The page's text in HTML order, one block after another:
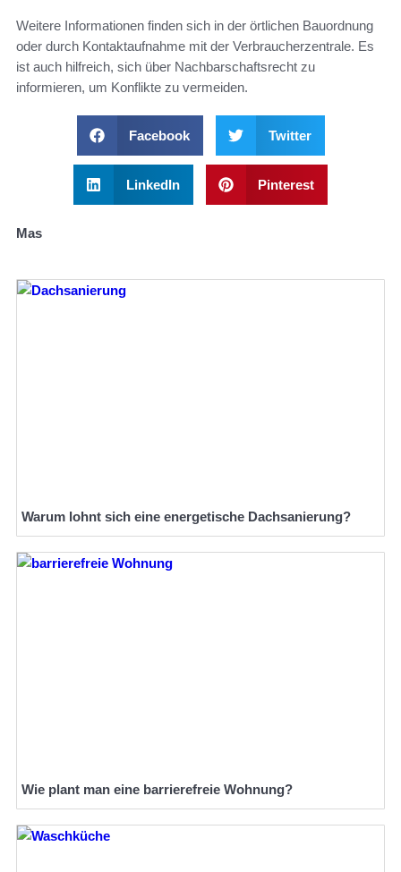
Weitere Informationen finden sich in der örtlichen Bauordnung
oder durch Kontaktaufnahme mit der Verbraucherzentrale. Es
ist auch hilfreich, sich über Nachbarschaftsrecht zu
informieren, um Konflikte zu vermeiden.
Facebook Twitter
LinkedIn Pinterest
Mas
Warum lohnt sich eine energetische Dachsanierung?
Wie plant man eine barrierefreie Wohnung?